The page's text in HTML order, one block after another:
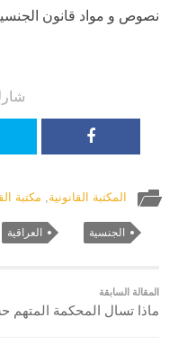
نصوص و مواد قانون
المكتبة القانونية مكتبة
الجنسية العراقية
المقالة السابقة
ماذا تسال المحكمة